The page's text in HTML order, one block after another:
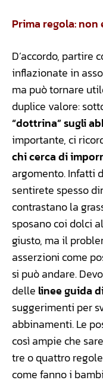
Prima regola:
D’accordo, partire
inflazionate in
ma può tornare
duplice valore:
“dottrina” sugli
importante, ci
chi cerca di
argomento. Infatti
sentirete spesso
contrastano la
sposano coi dolci
giusto, ma il
asserzioni come
si può andare.
delle linee guida
suggerimenti per
abbinamenti. Le
così ampie che
tre o quattro
come fanno i